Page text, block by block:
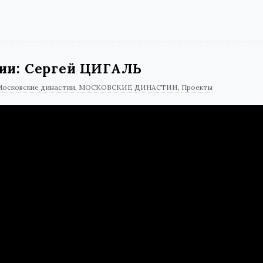
Сергей ЦИГАЛЬ
династии МОСКОВСКИЕ ДИНАСТИИ Проекты